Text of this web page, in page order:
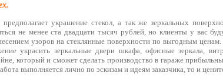
предполагает украшение стекол, а так же зеркальных
не менее ста двадцати тысяч рублей, но клиенты у вас
узоров на стеклянные поверхности по выгодным
украсить зеркальные двери шкафа, офисные зеркала,
который и сможет сделать производство в гараже
выполняется лично по эскизам и идеям заказчика, то и